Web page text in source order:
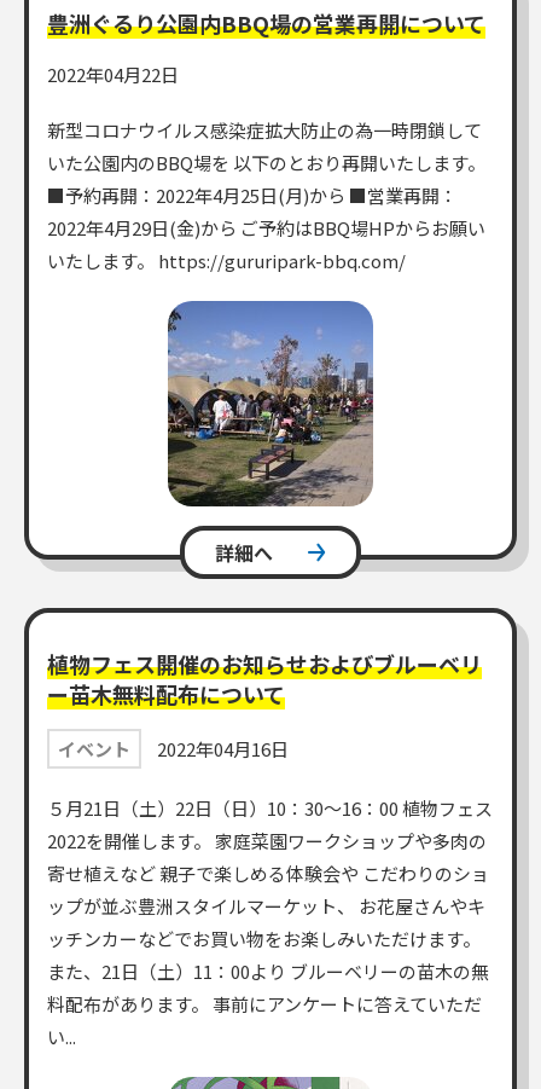
豊洲ぐるり公園内BBQ場の営業再開について
2022年04月22日
新型コロナウイルス感染症拡大防止の為一時閉鎖して
いた公園内のBBQ場を 以下のとおり再開いたします。
■予約再開：2022年4月25日(月)から ■営業再開：
2022年4月29日(金)から ご予約はBBQ場HPからお願い
いたします。 https://gururipark-bbq.com/
詳細へ
植物フェス開催のお知らせおよびブルーベリ
ー苗木無料配布について
イベント 2022年04月16日
５月21日（土）22日（日）10：30～16：00 植物フェス
2022を開催します。 家庭菜園ワークショップや多肉の
寄せ植えなど 親子で楽しめる体験会や こだわりのショ
ップが並ぶ豊洲スタイルマーケット、 お花屋さんやキ
ッチンカーなどでお買い物をお楽しみいただけます。
また、21日（土）11：00より ブルーベリーの苗木の無
料配布があります。 事前にアンケートに答えていただ
い...